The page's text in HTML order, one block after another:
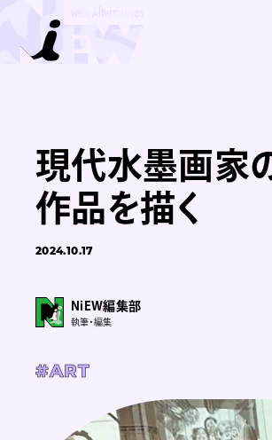
現代水墨画家
作品を描く
2024.10.17
NiEW編集部
執筆・編集
#ART